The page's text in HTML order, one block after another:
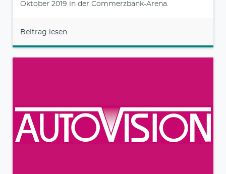
Oktober 2019 in der Commerzbank-Arena.
Beitrag lesen